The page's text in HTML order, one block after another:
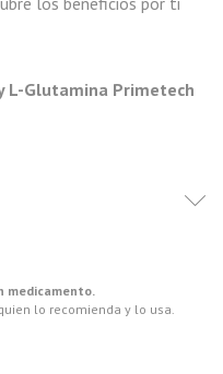
L-Glutamina Primetech
medicamento.
lo recomienda y lo usa.